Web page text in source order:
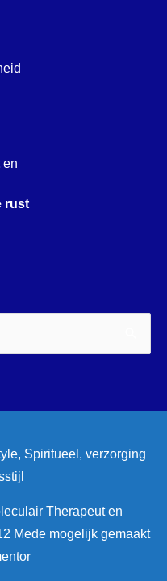
en
rust
Spiritueel, verzorging
Therapeut en
Mede mogelijk gemaakt